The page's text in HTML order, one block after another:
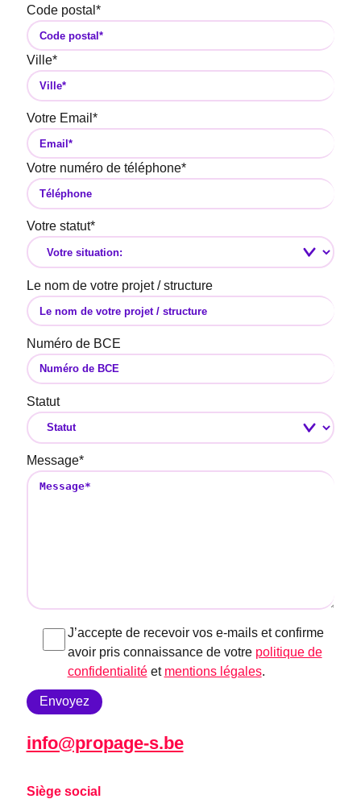
info@propage-s.be
Siège social
Code postal *
Ville*
Votre Email *
Votre numéro de téléphone*
Votre statut*
Le nom de votre projet / structure
Numéro de BCE
Statut
Message*
J’accepte de recevoir vos e-mails et confirme
avoir pris connaissance de votre politique de
confidentialitéet mentions légales.